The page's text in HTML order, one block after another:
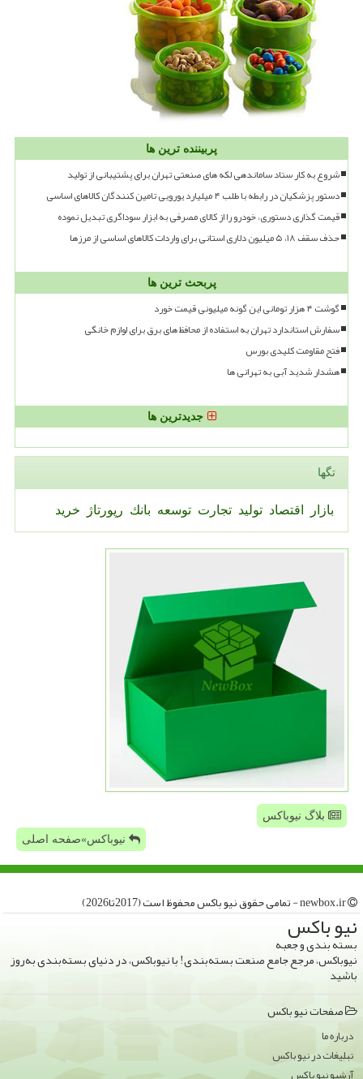
پربیننده ترین ها
شروع به کار ستاد ساماندهی لکه های صنعتی تهران برای پشتیبانی از تولید
دستور پزشکیان در رابطه با طلب ۴ میلیارد یورویی تامین کنندگان کالاهای اساسی
قیمت گذاری دستوری، خودرو را از کالای مصرفی به ابزار سوداگری تبدیل نموده
حذف سقف ۱۸، ۵ میلیون دلاری استانی برای واردات کالاهای اساسی از مرزها
پربحث ترین ها
گوشت ۴ هزار تومانی این گونه میلیونی قیمت خورد
سفارش استاندارد تهران به استفاده از محافظ های برق برای لوازم خانگی
فتح مقاومت کلیدی بورس
هشدار شدید آبی به تهرانی ها
جدیدترین ها
تگها
بازار اقتصاد تولید تجارت توسعه بانك رپورتاژ خرید
بلاگ نیوباکس
نیوباکس»صفحه اصلی
نیو باكس
بسته بندی و جعبه
نیوباکس، مرجع جامع صنعت بسته‌بندی! با نیوباکس، در دنیای بسته‌بندی به‌روز
باشید
صفحات نیو باكس
درباره ما
تبلیغات در نیو باكس
آرشیو نیو باكس